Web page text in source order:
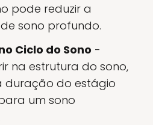
pode reduzir a
sono profundo.
Ciclo do Sono -
na estrutura do sono,
duração do estágio
um sono